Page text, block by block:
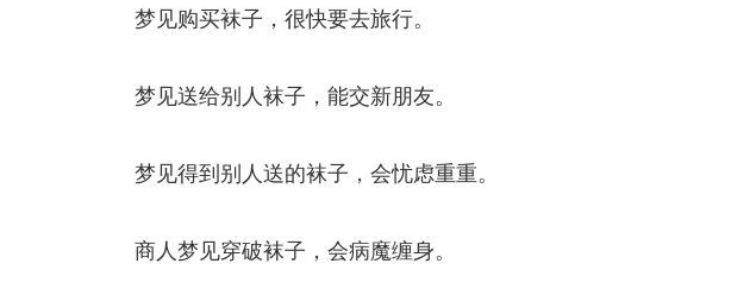
梦见购买袜子，很快要去旅行。
梦见送给别人袜子，能交新朋友。
梦见得到别人送的袜子，会忧虑重重。
商人梦见穿破袜子，会病魔缠身。